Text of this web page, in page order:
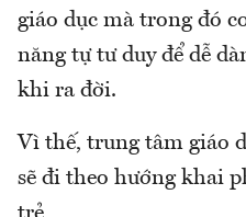
giáo dục mà trong đó
năng tự tư duy để dễ
khi ra đời.
Vì thế, trung tâm giáo
sẽ đi theo hướng khai